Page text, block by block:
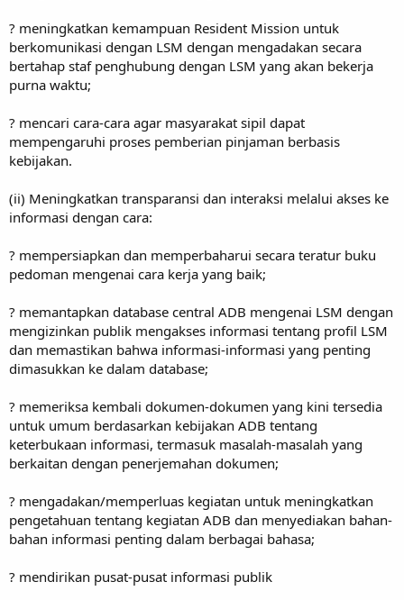
? meningkatkan kemampuan Resident Mission untuk
berkomunikasi dengan LSM dengan mengadakan secara
bertahap staf penghubung dengan LSM yang akan bekerja
purna waktu;
? mencari cara-cara agar masyarakat sipil dapat
mempengaruhi proses pemberian pinjaman berbasis
kebijakan.
(ii) Meningkatkan transparansi dan interaksi melalui akses ke
informasi dengan cara:
? mempersiapkan dan memperbaharui secara teratur buku
pedoman mengenai cara kerja yang baik;
? memantapkan database central ADB mengenai LSM dengan
mengizinkan publik mengakses informasi tentang profil LSM
dan memastikan bahwa informasi-informasi yang penting
dimasukkan ke dalam database;
? memeriksa kembali dokumen-dokumen yang kini tersedia
untuk umum berdasarkan kebijakan ADB tentang
keterbukaan informasi, termasuk masalah-masalah yang
berkaitan dengan penerjemahan dokumen;
? mengadakan/memperluas kegiatan untuk meningkatkan
pengetahuan tentang kegiatan ADB dan menyediakan bahan-
bahan informasi penting dalam berbagai bahasa;
? mendirikan pusat-pusat informasi publik